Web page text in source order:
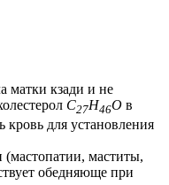
матки кзади и не
C27H46O в
кровь для установления
маститы,
обедняюще при